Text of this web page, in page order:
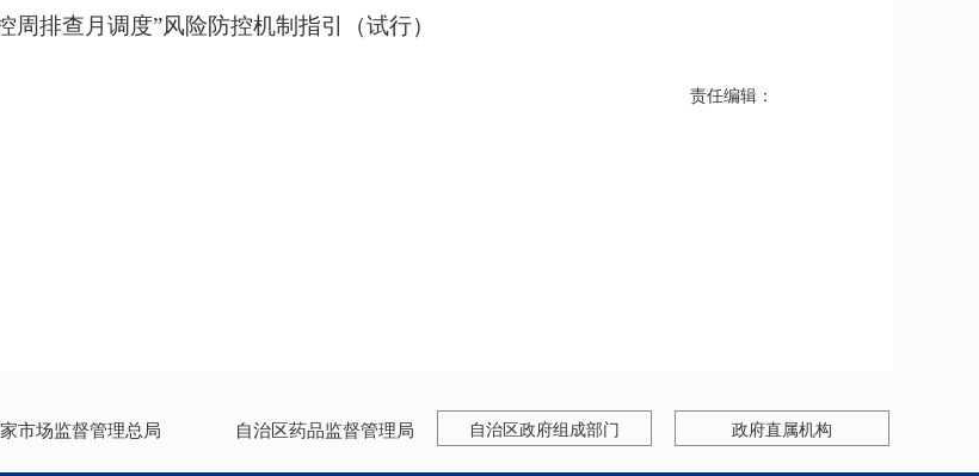
排查月调度”风险防控机制指引（试行）
责任编辑：
市场监督管理总局 自治区药品监督管理局 自治区政府组成部门 政府直属机构